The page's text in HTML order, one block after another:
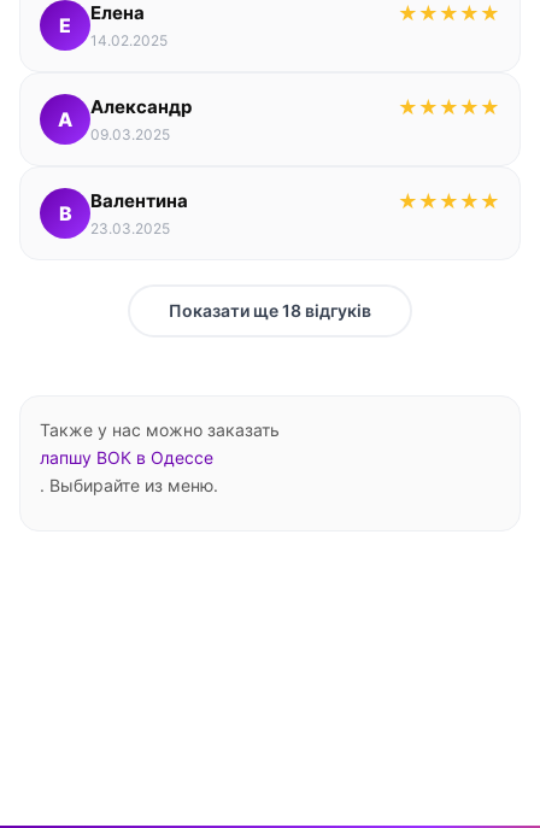
Е
Елена ★ ★ ★ ★ ★
14.02.2025
А
Александр ★ ★ ★ ★ ★
09.03.2025
В
Валентина ★ ★ ★ ★ ★
23.03.2025
Показати ще 18 відгуків
Также у нас можно заказать
лапшу ВОК в Одессе
. Выбирайте из меню.